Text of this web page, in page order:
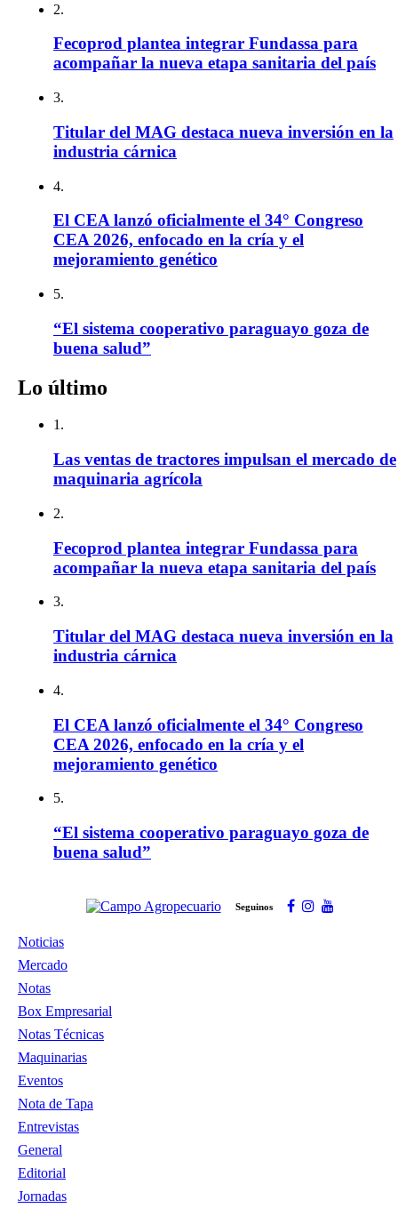
2.
Fecoprod plantea integrar Fundassa para
acompañar la nueva etapa sanitaria del país
3.
Titular del MAG destaca nueva inversión en la
industria cárnica
4.
El CEA lanzó oficialmente el 34° Congreso
CEA 2026, enfocado en la cría y el
mejoramiento genético
5.
“El sistema cooperativo paraguayo goza de
buena salud”
Lo último
1.
Las ventas de tractores impulsan el mercado de
maquinaria agrícola
2.
Fecoprod plantea integrar Fundassa para
acompañar la nueva etapa sanitaria del país
3.
Titular del MAG destaca nueva inversión en la
industria cárnica
4.
El CEA lanzó oficialmente el 34° Congreso
CEA 2026, enfocado en la cría y el
mejoramiento genético
5.
“El sistema cooperativo paraguayo goza de
buena salud”
Seguinos
Noticias
Mercado
Notas
Box Empresarial
Notas Técnicas
Maquinarias
Eventos
Nota de Tapa
Entrevistas
General
Editorial
Jornadas